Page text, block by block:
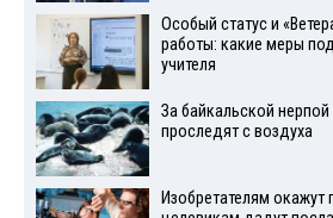
Особый статус и
работы: какие меры
учителя
За байкальской
проследят с воздуха
Изобретателям окажут